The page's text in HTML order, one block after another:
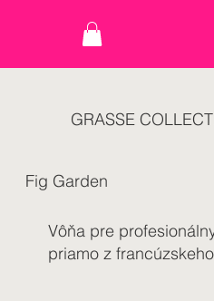
Vôňa pre
priamo z
Fig Garden
GRASSE